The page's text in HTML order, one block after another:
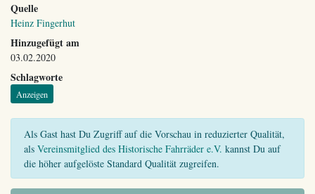
Quelle
Heinz Fingerhut
Hinzugefügt am
03.02.2020
Schlagworte
Anzeigen
Als Gast hast Du Zugriff auf die Vorschau in reduzierter Qualität,
als Vereinsmitglied des Historische Fahrräder e.V. kannst Du auf
die höher aufgelöste Standard Qualität zugreifen.